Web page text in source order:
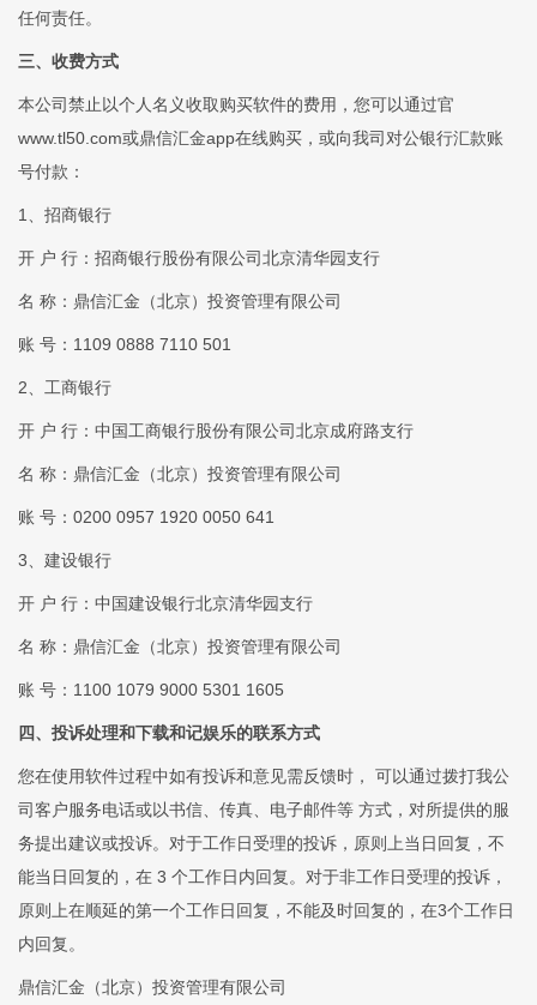
任何责任。
三、收费方式
本公司禁止以个人名义收取购买软件的费用，您可以通过官
www.tl50.com或鼎信汇金app在线购买，或向我司对公银行汇款账
号付款：
1、招商银行
开 户 行：招商银行股份有限公司北京清华园支行
名 称：鼎信汇金（北京）投资管理有限公司
账 号：1109 0888 7110 501
2、工商银行
开 户 行：中国工商银行股份有限公司北京成府路支行
名 称：鼎信汇金（北京）投资管理有限公司
账 号：0200 0957 1920 0050 641
3、建设银行
开 户 行：中国建设银行北京清华园支行
名 称：鼎信汇金（北京）投资管理有限公司
账 号：1100 1079 9000 5301 1605
四、投诉处理和下载和记娱乐的联系方式
您在使用软件过程中如有投诉和意见需反馈时， 可以通过拨打我公
司客户服务电话或以书信、传真、电子邮件等 方式，对所提供的服
务提出建议或投诉。对于工作日受理的投诉，原则上当日回复，不
能当日回复的，在 3 个工作日内回复。对于非工作日受理的投诉，
原则上在顺延的第一个工作日回复，不能及时回复的，在3个工作日
内回复。
鼎信汇金（北京）投资管理有限公司